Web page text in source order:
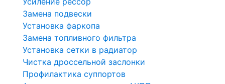
Замена подвески
Установка фаркопа
Замена топливного фильтра
Установка сетки в радиатор
Чистка дроссельной заслонки
Профилактика суппортов